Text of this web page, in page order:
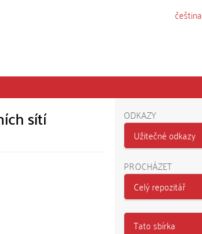
čeština
sítí
ODKAZY
Užitečné odkazy
PROCHÁZET
Celý repozitář
Tato sbírka